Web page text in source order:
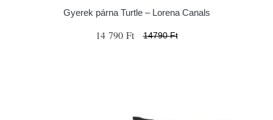
Gyerek párna Turtle – Lorena Canals
14 790 Ft 14790 Ft